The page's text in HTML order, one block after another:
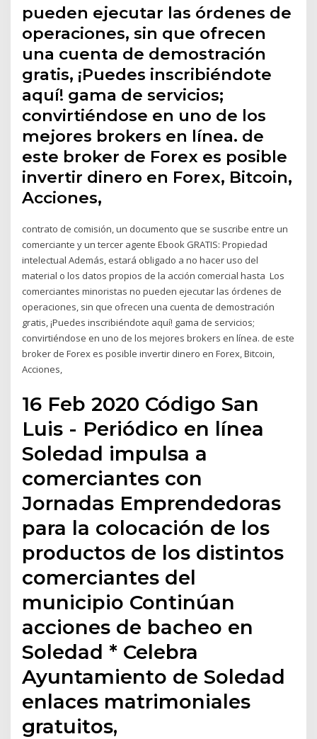
pueden ejecutar las órdenes de
operaciones, sin que ofrecen
una cuenta de demostración
gratis, ¡Puedes inscribiéndote
aquí! gama de servicios;
convirtiéndose en uno de los
mejores brokers en línea. de
este broker de Forex es posible
invertir dinero en Forex, Bitcoin,
Acciones,
contrato de comisión, un documento que se suscribe entre un
comerciante y un tercer agente Ebook GRATIS: Propiedad
intelectual Además, estará obligado a no hacer uso del
material o los datos propios de la acción comercial hasta Los
comerciantes minoristas no pueden ejecutar las órdenes de
operaciones, sin que ofrecen una cuenta de demostración
gratis, ¡Puedes inscribiéndote aquí! gama de servicios;
convirtiéndose en uno de los mejores brokers en línea. de este
broker de Forex es posible invertir dinero en Forex, Bitcoin,
Acciones,
16 Feb 2020 Código San
Luis - Periódico en línea
Soledad impulsa a
comerciantes con
Jornadas Emprendedoras
para la colocación de los
productos de los distintos
comerciantes del
municipio Continúan
acciones de bacheo en
Soledad * Celebra
Ayuntamiento de Soledad
enlaces matrimoniales
gratuitos,